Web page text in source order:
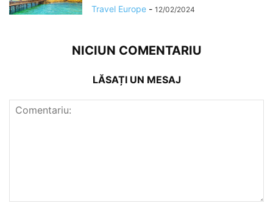
Travel Europe - 12/02/2024
NICIUN COMENTARIU
LĂSAȚI UN MESAJ